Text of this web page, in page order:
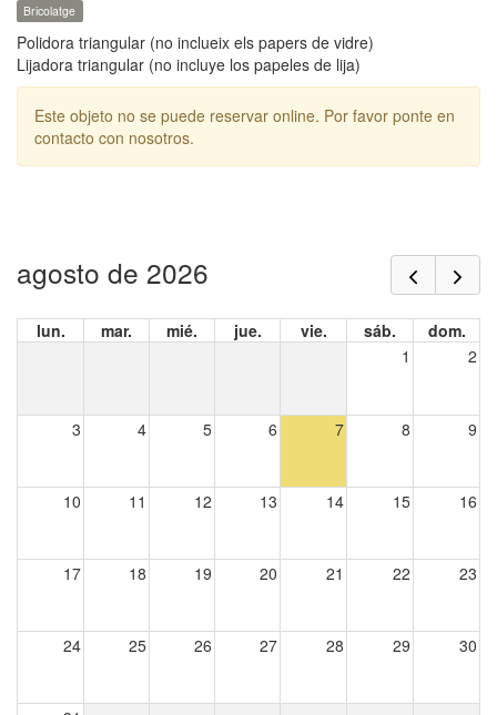
Bricolatge
Polidora triangular (no inclueix els papers de vidre)
Lijadora triangular (no incluye los papeles de lija)
Este objeto no se puede reservar online. Por favor ponte en
contacto con nosotros.
agosto de 2026
lun. mar. mié. jue. vie. sáb.
dom.
1
2
3 4 5 6 7 8 9
10 11 12 13 14 15 16
17 18 19 20 21 22 23
24 25 26 27 28 29 30